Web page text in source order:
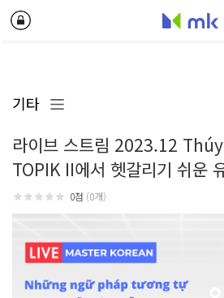
기타
라이브 스트림 2023.12
TOPIK II에서 헷갈리기 쉬운
0점 (0개)